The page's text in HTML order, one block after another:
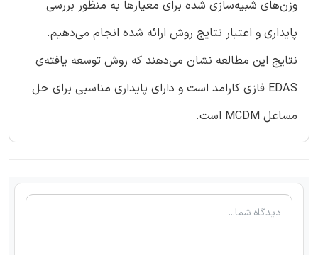
وزن‌های شبیه‌سازی شده برای معیارها به منظور بررسی
پایداری و اعتبار نتایج روش ارائه شده انجام می‌دهیم.
نتایج این مطالعه نشان می‌دهند که روش توسعه یافته‌ی
EDAS فازی کارامد است و دارای پایداری مناسبی برای حل
مساعل MCDM است.